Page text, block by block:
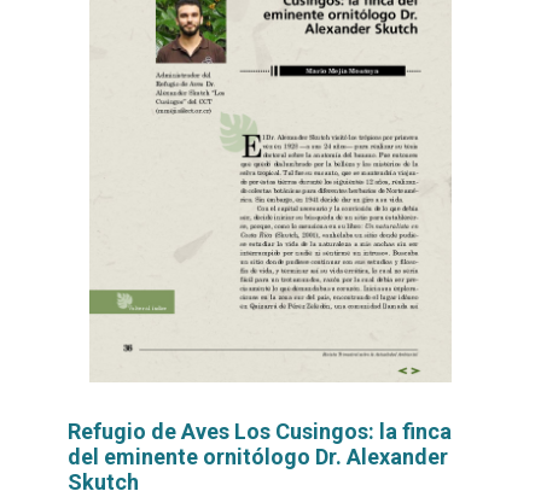
Refugio de Aves Los Cusingos: la finca
del eminente ornitólogo Dr. Alexander
Skutch